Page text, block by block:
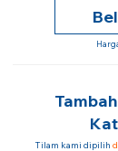
Tilam kami dipilih